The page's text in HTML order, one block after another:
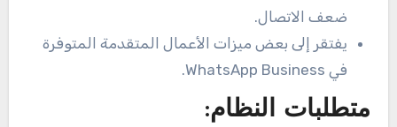
ضعف الاتصال.
يفتقر إلى بعض ميزات الأعمال المتقدمة المتوفرة
في WhatsApp Business.
متطلبات النظام: